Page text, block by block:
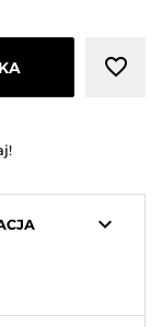
favorite_border
keyboard_arrow_down